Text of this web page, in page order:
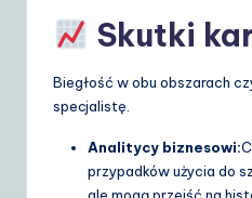
Skutki
Biegłość w obu obszarach
specjalistę.
Analitycy biznesowi:
przypadków użycia do